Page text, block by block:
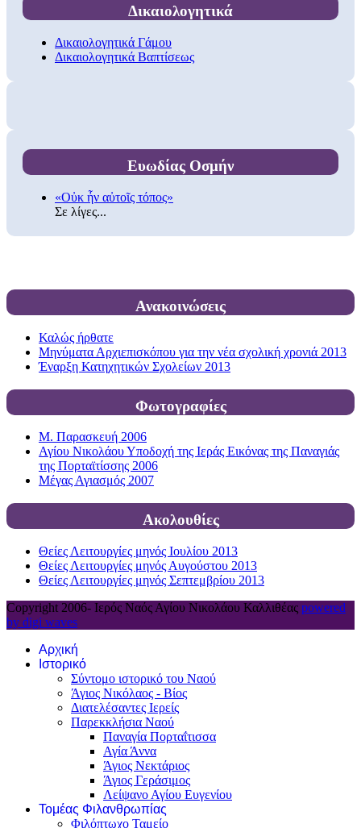
Δικαιολογητικά
Δικαιολογητικά Γάμου
Δικαιολογητικά Βαπτίσεως
Ευωδίας Οσμήν
«Οὐκ ἦν αὐτοῖς τόπος»
Σε λίγες...
Ανακοινώσεις
Καλώς ήρθατε
Μηνύματα Αρχιεπισκόπου για την νέα σχολική χρονιά 2013
Έναρξη Κατηχητικών Σχολείων 2013
Φωτογραφίες
Μ. Παρασκευή 2006
Αγίου Νικολάου Υποδοχή της Ιεράς Εικόνας της Παναγιάς
της Πορταϊτίσσης 2006
Μέγας Αγιασμός 2007
Ακολουθίες
Θείες Λειτουργίες μηνός Ιουλίου 2013
Θείες Λειτουργίες μηνός Αυγούστου 2013
Θείες Λειτουργίες μηνός Σεπτεμβρίου 2013
Copyright 2006- Ιερός Ναός Αγίου Νικολάου Καλλιθέας powered
by digi waves
Αρχική
Ιστορικό
Σύντομο ιστορικό του Ναού
Άγιος Νικόλαος - Βίος
Διατελέσαντες Ιερείς
Παρεκκλήσια Ναού
Παναγία Πορταΐτισσα
Αγία Άννα
Άγιος Νεκτάριος
Άγιος Γεράσιμος
Λείψανο Αγίου Ευγενίου
Τομέας Φιλανθρωπίας
Φιλόπτωχο Ταμείο